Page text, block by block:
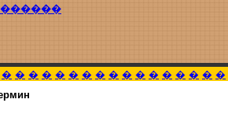
� � � � � � � � � � � � � � � � �